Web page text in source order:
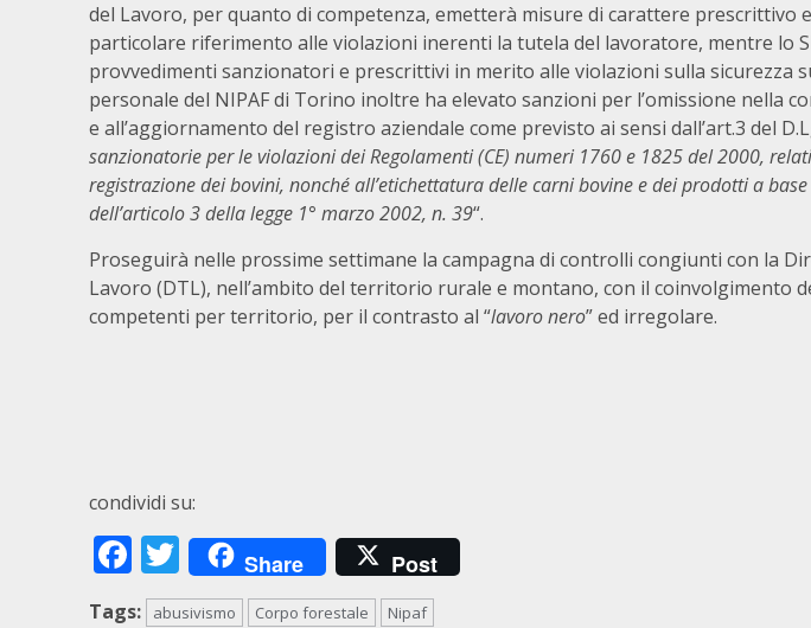
del Lavoro, per quanto di competenza, emetterà misure di carattere prescrittivo
particolare riferimento alle violazioni inerenti la tutela del lavoratore, mentre lo
provvedimenti sanzionatori e prescrittivi in merito alle violazioni sulla sicurezza
personale del NIPAF di Torino inoltre ha elevato sanzioni per l’omissione nella
e all’aggiornamento del registro aziendale come previsto ai sensi dall’art.3 del
sanzionatorie per le violazioni dei Regolamenti (CE) numeri 1760 e 1825 del 2000,
registrazione dei bovini, nonché all’etichettatura delle carni bovine e dei prodotti a
dell’articolo 3 della legge 1° marzo 2002, n. 39“.
Proseguirà nelle prossime settimane la campagna di controlli congiunti con la
Lavoro (DTL), nell’ambito del territorio rurale e montano, con il coinvolgimento
competenti per territorio, per il contrasto al “lavoro nero” ed irregolare.
condividi su:
Facebook
Twitter
Share Post
Tags: abusivismo Corpo forestale Nipaf